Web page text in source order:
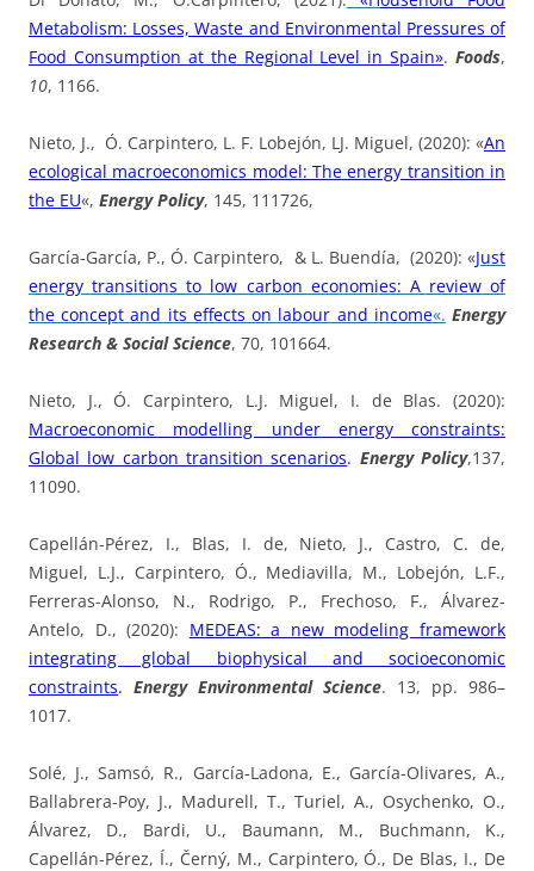
Metabolism: Losses, Waste and Environmental Pressures of
Food Consumption at the Regional Level in Spain». Foods,
10, 1166.
Nieto, J., Ó. Carpintero, L. F. Lobejón, LJ. Miguel, (2020): «An
ecological macroeconomics model: The energy transition in
the EU«, Energy Policy, 145, 111726,
García-García, P., Ó. Carpintero, & L. Buendía, (2020): «Just
energy transitions to low carbon economies: A review of
the concept and its effects on labour and income«. Energy
Research & Social Science, 70, 101664.
Nieto, J., Ó. Carpintero, L.J. Miguel, I. de Blas. (2020):
Macroeconomic modelling under energy constraints:
Global low carbon transition scenarios. Energy Policy,137,
11090.
Capellán-Pérez, I., Blas, I. de, Nieto, J., Castro, C. de,
Miguel, L.J., Carpintero, Ó., Mediavilla, M., Lobejón, L.F.,
Ferreras-Alonso, N., Rodrigo, P., Frechoso, F., Álvarez-
Antelo, D., (2020): MEDEAS: a new modeling framework
integrating global biophysical and socioeconomic
constraints. Energy Environmental Science. 13, pp. 986–
1017.
Solé, J., Samsó, R., García-Ladona, E., García-Olivares, A.,
Ballabrera-Poy, J., Madurell, T., Turiel, A., Osychenko, O.,
Álvarez, D., Bardi, U., Baumann, M., Buchmann, K.,
Capellán-Pérez, Í., Černý, M., Carpintero, Ó., De Blas, I., De